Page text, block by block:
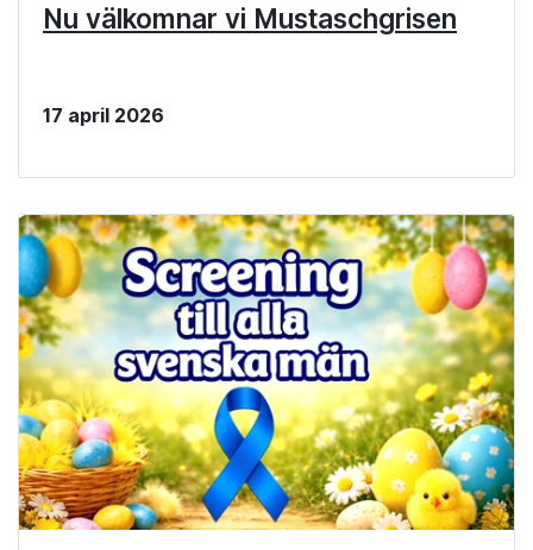
Nu välkomnar vi Mustaschgrisen
17 april 2026